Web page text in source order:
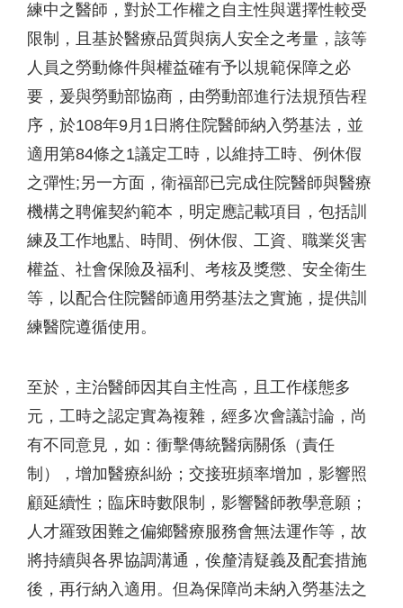
練中之醫師，對於工作權之自主性與選擇性較受
限制，且基於醫療品質與病人安全之考量，該等
人員之勞動條件與權益確有予以規範保障之必
要，爰與勞動部協商，由勞動部進行法規預告程
序，於108年9月1日將住院醫師納入勞基法，並
適用第84條之1議定工時，以維持工時、例休假
之彈性;另一方面，衛福部已完成住院醫師與醫療
機構之聘僱契約範本，明定應記載項目，包括訓
練及工作地點、時間、例休假、工資、職業災害
權益、社會保險及福利、考核及獎懲、安全衛生
等，以配合住院醫師適用勞基法之實施，提供訓
練醫院遵循使用。
至於，主治醫師因其自主性高，且工作樣態多
元，工時之認定實為複雜，經多次會議討論，尚
有不同意見，如：衝擊傳統醫病關係（責任
制），增加醫療糾紛；交接班頻率增加，影響照
顧延續性；臨床時數限制，影響醫師教學意願；
人才羅致困難之偏鄉醫療服務會無法運作等，故
將持續與各界協調溝通，俟釐清疑義及配套措施
後，再行納入適用。但為保障尚未納入勞基法之